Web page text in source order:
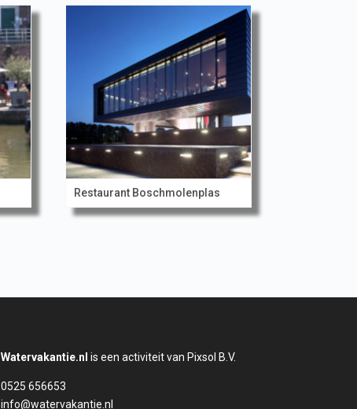
Restaurant Boschmolenplas
Watervakantie.nl is een activiteit van Pixsol B.V.
0525 656653
info@watervakantie.nl